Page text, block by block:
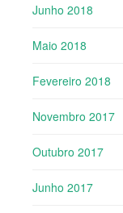
Junho 2018
Maio 2018
Fevereiro 2018
Novembro 2017
Outubro 2017
Junho 2017